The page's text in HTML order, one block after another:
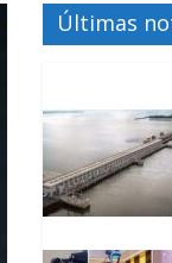
Últimas